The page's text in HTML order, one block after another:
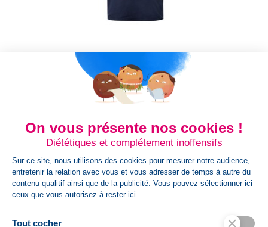
Polo piqué bicolore...
VL ACHELOUS Polo piqué bicolore (150g/m²) à manches
courtes, en coton (55%) et polyester (45%) Polo en piqué
Prix
26,59 €
GrisVertBleu
On vous présente nos cookies !
Diététiques et complétement inoffensifs
Sur ce site, nous utilisons des cookies pour mesurer notre audience,
entretenir la relation avec vous et vous adresser de temps à autre du
contenu qualitif ainsi que de la publicité. Vous pouvez sélectionner ici
ceux que vous autorisez à rester ici.
Tout cocher